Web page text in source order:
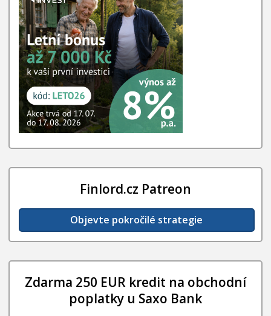
Finlord.cz Patreon
Objevte pokročilé strategie
Zdarma 250 EUR kredit na obchodní
poplatky u Saxo Bank